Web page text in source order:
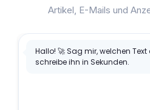
Artikel, E-Mails und
Hallo! 🚀 Sag mir, welchen
schreibe ihn in Sekunden.